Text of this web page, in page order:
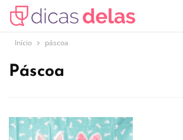
Início páscoa
Páscoa